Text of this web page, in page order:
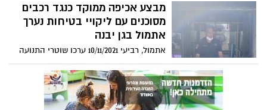
במד"א ובחייו האישיים.
גן יבנה תהיה בין היישובים הראשונים אשר
יחלו בתהליך בעקבות היענות גדולה במיוחד
של תושבים.
מבצע אכיפה ממוקד כנגד רכבים
מסוכנים עם ליקויי בטיחות נערך
אתמול בגן יבנה
אתמול, רביעי 10/11/2021 ערכו שוטרי התנועה
בתחנת קרית מלאכי מבצע אכיפה ממוקד בגן
יבנה במהלכו נרשמו 5 דו"חות בגין אי תקינות
כלי רכב וכן 7 רכבים נאסרו להמשך שימוש.